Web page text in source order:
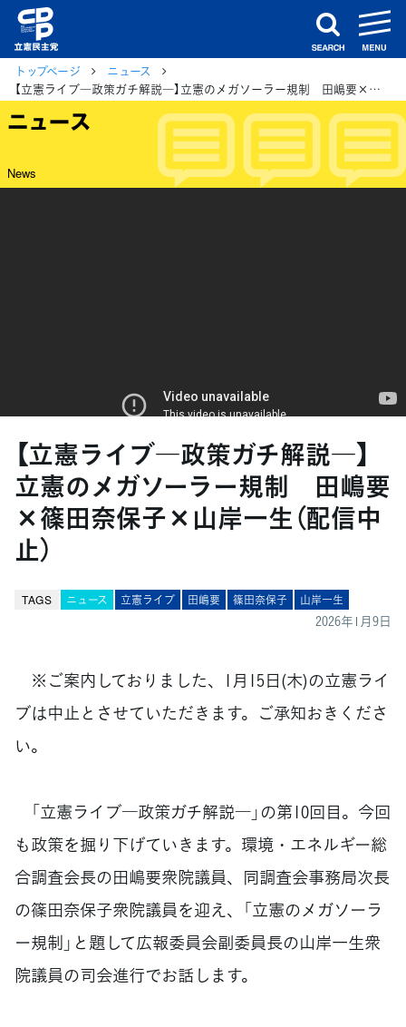
search
トップページ
ニュース
【立憲ライブ―政策ガチ解説―】立憲のメガソーラー規制 田嶋要×篠田奈保子×山岸一生（配信中止）
ニュース
News
【立憲ライブ―政策ガチ解説―】
立憲のメガソーラー規制 田嶋要
×篠田奈保子×山岸一生（配信中
止）
TAGS ニュース 立憲ライブ 田嶋要 篠田奈保子 山岸一生
2026年1月9日
※ご案内しておりました、1月15日(木)の立憲ライ
ブは中止とさせていただきます。ご承知おきくださ
い。
「立憲ライブ―政策ガチ解説―」の第10回目。今回
も政策を掘り下げていきます。環境・エネルギー総
合調査会長の田嶋要衆院議員、同調査会事務局次長
の篠田奈保子衆院議員を迎え、「立憲のメガソーラ
ー規制」と題して広報委員会副委員長の山岸一生衆
院議員の司会進行でお話します。